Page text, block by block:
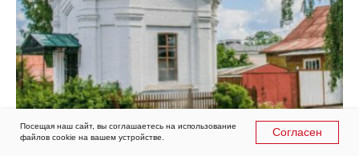
Посещая наш сайт, вы соглашаетесь на использование
файлов cookie на вашем устройстве.
Согласен